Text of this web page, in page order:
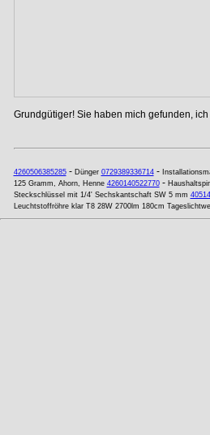
Grundgütiger! Sie haben mich gefunden,
4260506385285- Dünger 0729389336714-
125 Gramm, Ahorn, Henne 4260140522770-
Steckschlüssel mit 1/4' Sechskantschaft SW 5 mm
Leuchtstoffröhre klar T8 28W 2700lm 180cm